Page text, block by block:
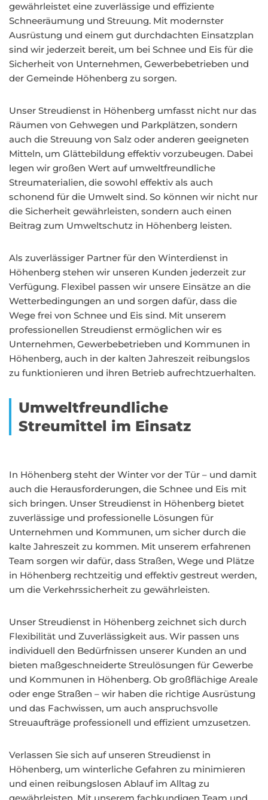
gewährleistet eine zuverlässige und effiziente
Schneeräumung und Streuung. Mit modernster
Ausrüstung und einem gut durchdachten Einsatzplan
sind wir jederzeit bereit, um bei Schnee und Eis für die
Sicherheit von Unternehmen, Gewerbebetrieben und
der Gemeinde Höhenberg zu sorgen.
Unser Streudienst in Höhenberg umfasst nicht nur das
Räumen von Gehwegen und Parkplätzen, sondern
auch die Streuung von Salz oder anderen geeigneten
Mitteln, um Glättebildung effektiv vorzubeugen. Dabei
legen wir großen Wert auf umweltfreundliche
Streumaterialien, die sowohl effektiv als auch
schonend für die Umwelt sind. So können wir nicht nur
die Sicherheit gewährleisten, sondern auch einen
Beitrag zum Umweltschutz in Höhenberg leisten.
Als zuverlässiger Partner für den Winterdienst in
Höhenberg stehen wir unseren Kunden jederzeit zur
Verfügung. Flexibel passen wir unsere Einsätze an die
Wetterbedingungen an und sorgen dafür, dass die
Wege frei von Schnee und Eis sind. Mit unserem
professionellen Streudienst ermöglichen wir es
Unternehmen, Gewerbebetrieben und Kommunen in
Höhenberg, auch in der kalten Jahreszeit reibungslos
zu funktionieren und ihren Betrieb aufrechtzuerhalten.
Umweltfreundliche
Streumittel im Einsatz
In Höhenberg steht der Winter vor der Tür – und damit
auch die Herausforderungen, die Schnee und Eis mit
sich bringen. Unser Streudienst in Höhenberg bietet
zuverlässige und professionelle Lösungen für
Unternehmen und Kommunen, um sicher durch die
kalte Jahreszeit zu kommen. Mit unserem erfahrenen
Team sorgen wir dafür, dass Straßen, Wege und Plätze
in Höhenberg rechtzeitig und effektiv gestreut werden,
um die Verkehrssicherheit zu gewährleisten.
Unser Streudienst in Höhenberg zeichnet sich durch
Flexibilität und Zuverlässigkeit aus. Wir passen uns
individuell den Bedürfnissen unserer Kunden an und
bieten maßgeschneiderte Streulösungen für Gewerbe
und Kommunen in Höhenberg. Ob großflächige Areale
oder enge Straßen – wir haben die richtige Ausrüstung
und das Fachwissen, um auch anspruchsvolle
Streuaufträge professionell und effizient umzusetzen.
Verlassen Sie sich auf unseren Streudienst in
Höhenberg, um winterliche Gefahren zu minimieren
und einen reibungslosen Ablauf im Alltag zu